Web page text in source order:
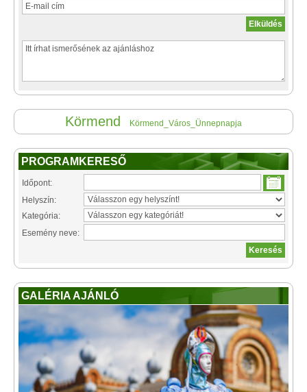
Körmend Körmend_Város_Ünnepnapja
PROGRAMKERESŐ
Időpont:
Helyszín:
Kategória:
Esemény neve:
GALÉRIA AJÁNLÓ